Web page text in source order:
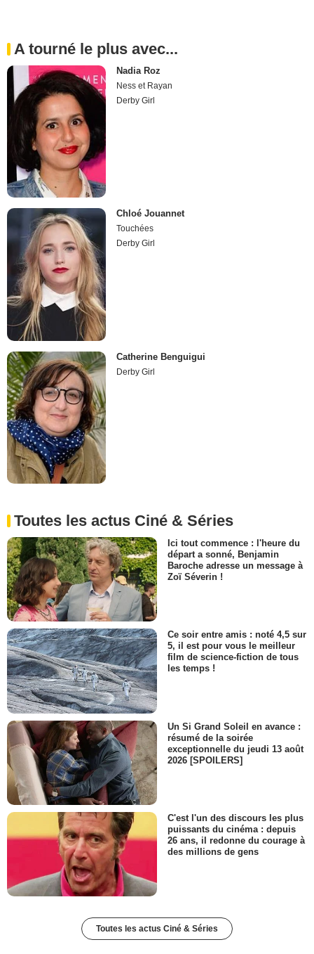
A tourné le plus avec...
Nadia Roz
Ness et Rayan
Derby Girl
Chloé Jouannet
Touchées
Derby Girl
Catherine Benguigui
Derby Girl
Toutes les actus Ciné & Séries
Ici tout commence : l'heure du
départ a sonné, Benjamin
Baroche adresse un message à
Zoï Séverin !
Ce soir entre amis : noté 4,5 sur
5, il est pour vous le meilleur
film de science-fiction de tous
les temps !
Un Si Grand Soleil en avance :
résumé de la soirée
exceptionnelle du jeudi 13 août
2026 [SPOILERS]
C'est l'un des discours les plus
puissants du cinéma : depuis
26 ans, il redonne du courage à
des millions de gens
Toutes les actus Ciné & Séries